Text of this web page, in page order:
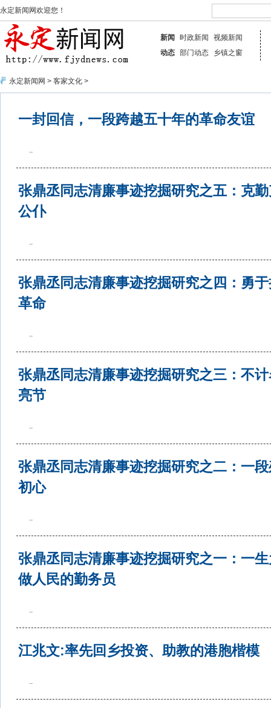
永定新闻网欢迎您！
新闻 时政新闻
视频新闻
动态 部门动态 乡镇之窗
永定新闻网 > 客家文化 >
一封回信，一段跨越五十年的革命友谊
..
张鼎丞同志清廉事迹挖掘研究之五：克
公仆
..
张鼎丞同志清廉事迹挖掘研究之四：勇
革命
..
张鼎丞同志清廉事迹挖掘研究之三：不
亮节
..
张鼎丞同志清廉事迹挖掘研究之二：一
初心
..
张鼎丞同志清廉事迹挖掘研究之一：一
做人民的勤务员
..
江兆文:率先回乡投资、助教的港胞楷模
..